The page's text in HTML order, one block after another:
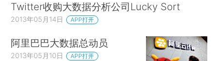
Twitter收购大数据分析公司Lucky Sort
2013年05月14日 APP打开
阿里巴巴大数据总动员
2013年05月10日 APP打开